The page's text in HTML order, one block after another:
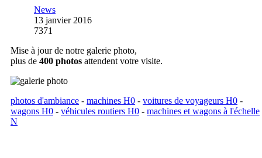
News
13 janvier 2016
7371
Mise à jour de notre galerie photo,
plus de 400 photos attendent votre visite.
photos d'ambiance - machines H0 - voitures de voyageurs H0 -
wagons H0 - véhicules routiers H0 - machines et wagons à l'échelle
N